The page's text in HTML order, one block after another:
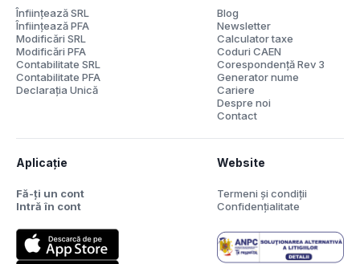
Înființează SRL
Înființează PFA
Modificări SRL
Modificări PFA
Contabilitate SRL
Contabilitate PFA
Declarația Unică
Blog
Newsletter
Calculator taxe
Coduri CAEN
Corespondență Rev 3
Generator nume
Cariere
Despre noi
Contact
Aplicație
Fă-ți un cont
Intră în cont
Website
Termeni și condiții
Confidențialitate